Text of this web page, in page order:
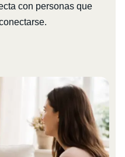
con personas que